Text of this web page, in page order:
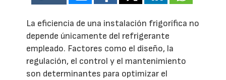
La eficiencia de una instalación frigorífica no
depende únicamente del refrigerante
empleado. Factores como el diseño, la
regulación, el control y el mantenimiento
son determinantes para optimizar el